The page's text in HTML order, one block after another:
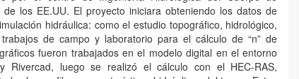
los EE.UU. El proyecto iniciara obteniendo los datos de
hidráulica: como el estudio topográfico, hidrológico,
de campo y laboratorio para el cálculo de “n” de
fueron trabajados en el modelo digital en el entorno
Rivercad, luego se realizó el cálculo con el HEC-RAS,